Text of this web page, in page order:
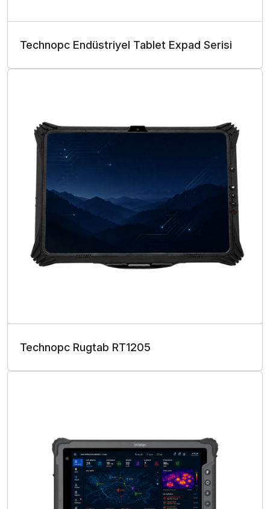
Technopc Endüstriyel Tablet Expad Serisi
Technopc Rugtab RT1205